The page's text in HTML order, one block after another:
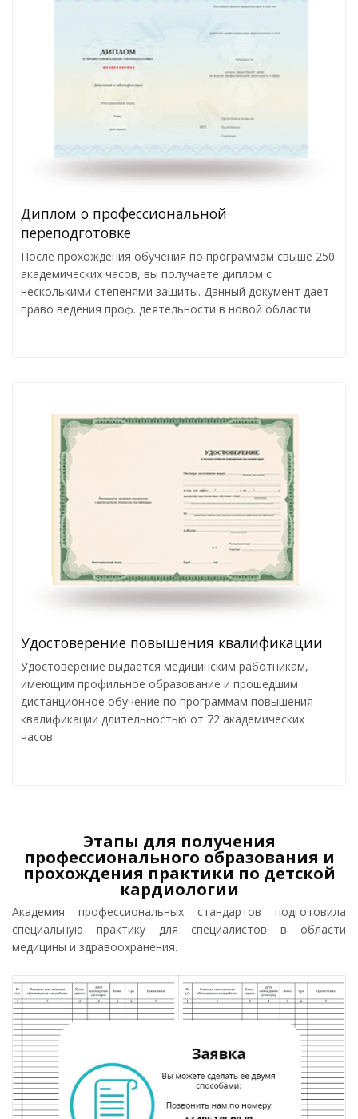
Диплом о профессиональной
переподготовке
После прохождения обучения по программам свыше 250
академических часов, вы получаете диплом с
несколькими степенями защиты. Данный документ дает
право ведения проф. деятельности в новой области
Удостоверение повышения квалификации
Удостоверение выдается медицинским работникам,
имеющим профильное образование и прошедшим
дистанционное обучение по программам повышения
квалификации длительностью от 72 академических
часов
Этапы для получения
профессионального образования и
прохождения практики по детской
кардиологии
Академия профессиональных стандартов подготовила
специальную практику для специалистов в области
медицины и здравоохранения.